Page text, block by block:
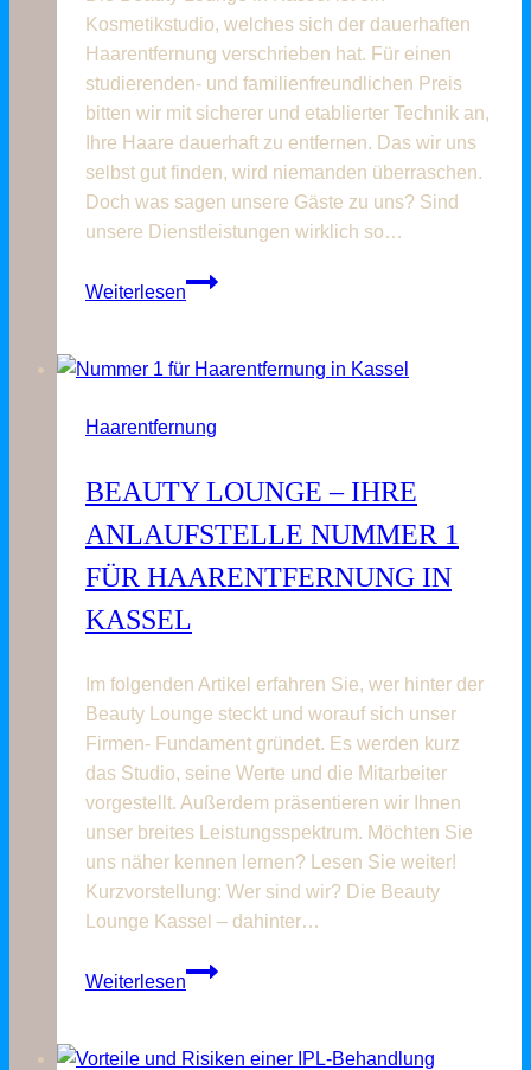
Kosmetikstudio, welches sich der dauerhaften
Haarentfernung verschrieben hat. Für einen
studierenden- und familienfreundlichen Preis
bitten wir mit sicherer und etablierter Technik an,
Ihre Haare dauerhaft zu entfernen. Das wir uns
selbst gut finden, wird niemanden überraschen.
Doch was sagen unsere Gäste zu uns? Sind
unsere Dienstleistungen wirklich so…
Weiterlesen
Was
über
sagen
BeautyLounge
Haarentfernung
BEAUTY LOUNGE – IHRE
ANLAUFSTELLE NUMMER 1
FÜR HAARENTFERNUNG IN
KASSEL
Im folgenden Artikel erfahren Sie, wer hinter der
Beauty Lounge steckt und worauf sich unser
Firmen- Fundament gründet. Es werden kurz
das Studio, seine Werte und die Mitarbeiter
vorgestellt. Außerdem präsentieren wir Ihnen
unser breites Leistungsspektrum. Möchten Sie
uns näher kennen lernen? Lesen Sie weiter!
Kurzvorstellung: Wer sind wir? Die Beauty
Lounge Kassel – dahinter…
Weiterlesen
Beauty
Ihre